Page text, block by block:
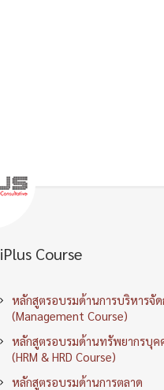
iPlus Course
หลักสูตรอบรมด้านการบริหารจัด
(Management Course)
หลักสูตรอบรมด้านทรัพยากรบุค
(HRM & HRD Course)
หลักสูตรอบรมด้านการตลาด